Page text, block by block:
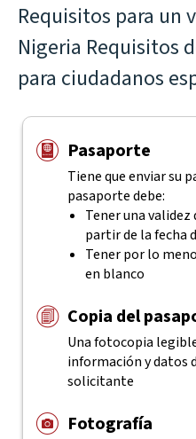
Requisitos para un
Nigeria Requisitos
para ciudadanos
Pasaporte
Tiene que enviar su
pasaporte debe:
Tener una validez
partir de la fecha
Tener por lo
en blanco
Copia del
Una fotocopia
información y datos
solicitante
Fotografía